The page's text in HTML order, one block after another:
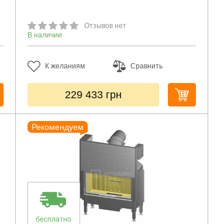
Отзывов нет
В наличии
К желаниям Сравнить
229 433 грн
Рекомендуем
бесплатно